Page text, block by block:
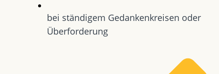
bei ständigem Gedankenkreisen oder
Überforderung